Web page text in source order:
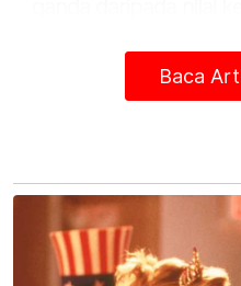
Katanya, antara
Pantai Barat
(RM16.63 bilion),
(RM6 bilion), West
bilion) dan PLUS
bilion).
Baca